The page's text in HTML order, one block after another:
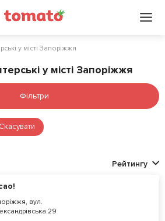
у місті Запоріжжя
у місті Запоріжжя
Фільтри
Скасувати
Рейтингу
вул.
29